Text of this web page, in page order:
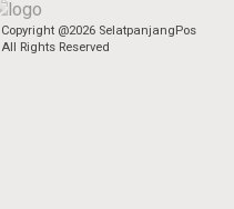
Copyright @2026 SelatpanjangPos
All Rights Reserved